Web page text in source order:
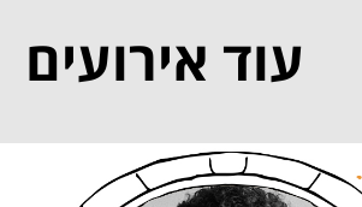
עוד אירועים